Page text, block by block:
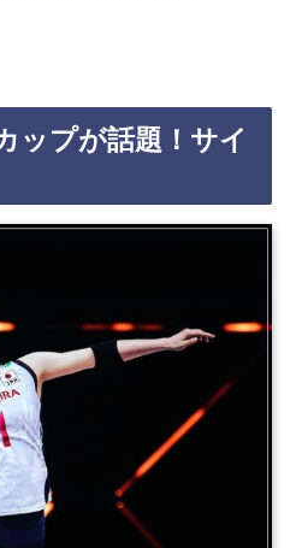
ップが話題！サイ